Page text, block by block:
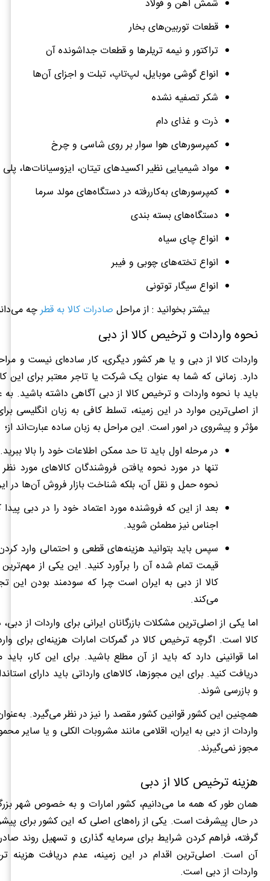
شمش آهن و فولاد
قطعات توربین‌های بخار
تراکتور و نیمه تریلرها و قطعات جداشونده آن
انواع گوشی موبایل، لپ‌تاپ، تبلت و اجزای آن‌ها
شکر تصفیه نشده
ذرت و غذای دام
کمپرسورهای هوا سوار بر روی شاسی و چرخ
مواد شیمیایی نظیر اکسیدهای تیتان، ایزوسیانات‌ها،
کمپرسورهای به‌کاررفته در دستگاه‌های مولد سرما
دستگاه‌های بسته بندی
انواع چای سیاه
انواع تخته‌های چوبی و فیبر
انواع سیگار توتونی
بیشتر بخوانید : از مراحل صادرات کالا به قطرچه
نحوهواردات و ترخیص کالا از دبی
واردات کالا از دبی و یا هر کشور دیگری، کار ساده‌ای نیست و
دارد. زمانی که شما به عنوان یک شرکت یا تاجر معتبر برای این
باید با نحوه واردات و ترخیص کالا از دبی آگاهی داشته باشید. به
از اصلی‌ترین موارد در این زمینه، تسلط کافی به زبان انگلیسی
مؤثر و پیشروی در امور است. این مراحل به زبان ساده عبارت‌اند از؛
در مرحله اول باید تا حد ممکن اطلاعات خود را بالا
تنها در مورد نحوه یافتن فروشندگان کالاهای مورد
نحوه حمل و نقل آن، بلکه شناخت بازار فروش آن‌ها در
بعد از این که فروشنده مورد اعتماد خود را در دبی پیدا
اجناس نیز مطمئن شوید.
سپس باید بتوانید هزینه‌های قطعی و احتمالی وارد
قیمت تمام شده آن را برآورد کنید. این یکی از
کالا از دبی به ایران است چرا که سودمند بودن این
می‌کند.
اما یکی از اصلی‌ترین مشکلات بازرگانان ایرانی برای واردات از
کالا است. اگرچه ترخیص کالا در گمرکات امارات هزینه‌ای برای
اما قوانینی دارد که باید از آن مطلع باشید. برای این کار، باید
دریافت کنید. برای این مجوزها، کالاهای وارداتی باید دارای
و بازرسی شوند.
همچنین این کشور قوانین کشور مقصد را نیز در نظر می‌گیرد.
واردات از دبی به ایران، اقلامی مانند مشروبات الکلی و یا سایر
مجوز نمی‌گیرند.
هزینه ترخیص کالا از دبی
همان طور که همه ما می‌دانیم، کشور امارات و به خصوص شهر
در حال پیشرفت است. یکی از راه‌های اصلی که این کشور برای
گرفته، فراهم کردن شرایط برای سرمایه گذاری و تسهیل روند
آن است. اصلی‌ترین اقدام در این زمینه، عدم دریافت هزینه
واردات از دبی است.